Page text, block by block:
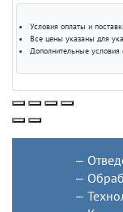
Условия оплаты и
Все цены указаны для
Дополнительные